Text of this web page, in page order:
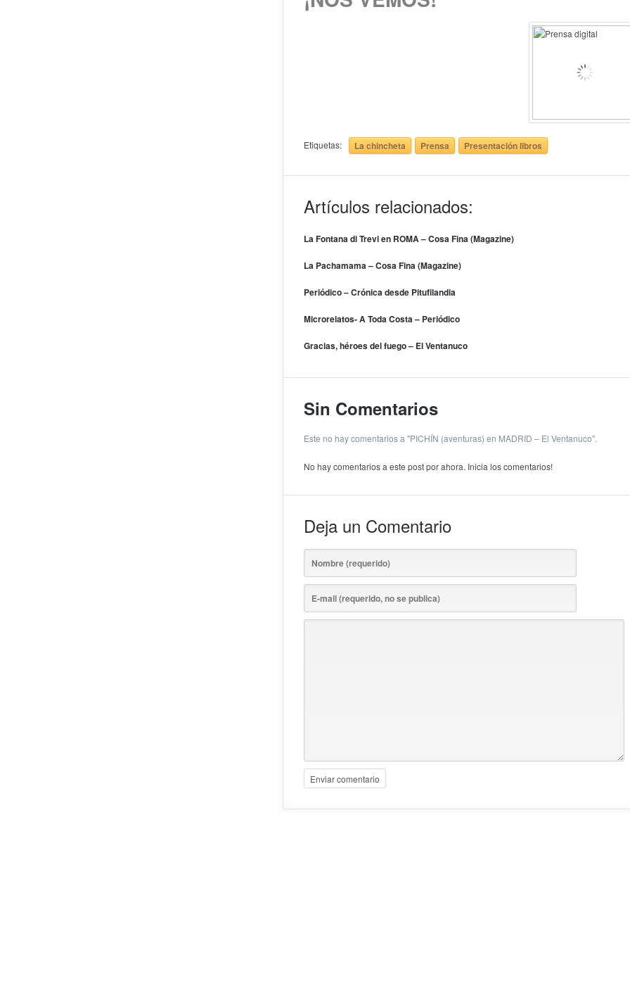
Etiquetas: La chincheta Prensa Presentación libros
Artículos relacionados:
La Fontana di Trevi en ROMA – Cosa Fina (Magazine)
La Pachamama – Cosa Fina (Magazine)
Periódico – Crónica desde Pitufilandia
Microrelatos- A Toda Costa – Periódico
Gracias, héroes del fuego – El Ventanuco
Sin Comentarios
Este no hay comentarios a "PICHÍN (aventuras) en MADRID – El Ventanuco".
No hay comentarios a este post por ahora. Inicia los comentarios!
Deja un Comentario